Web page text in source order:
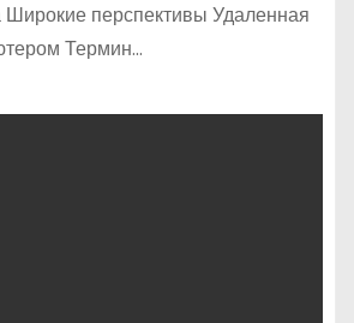
Широкие перспективы Удаленная
Термин…